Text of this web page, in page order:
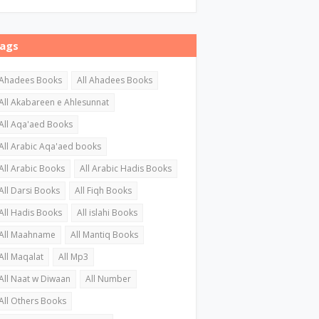
Books
All Ahadees Books
Akabareen e Ahlesunnat
Aqa'aed Books
Arabic Aqa'aed books
Arabic Books
All Arabic Hadis Books
Darsi Books
All Fiqh Books
Hadis Books
All islahi Books
Maahname
All Mantiq Books
Maqalat
All Mp3
Naat w Diwaan
All Number
Others Books